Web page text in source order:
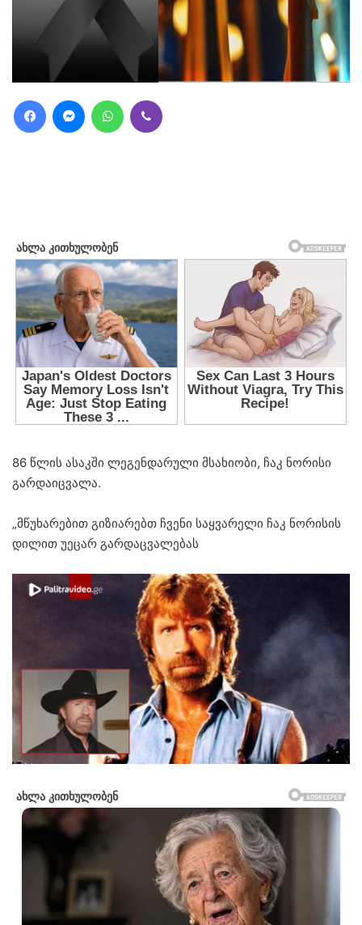
FacebookMessengerWhatsApp
86 წლის ასაკში ლეგენდარული მსახიობი, ჩაკ ნორისი
გარდაიცვალა.
„მწუხარებით გიზიარებთ ჩვენი საყვარელი ჩაკ ნორისის
დილით უეცარ გარდაცვალებას